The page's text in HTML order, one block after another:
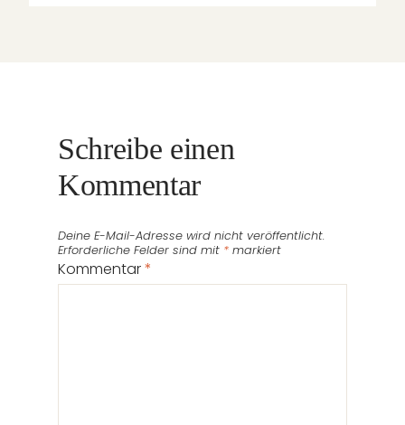
Schreibe einen
Kommentar
Deine E-Mail-Adresse wird nicht veröffentlicht.
Erforderliche Felder sind mit * markiert
Kommentar*